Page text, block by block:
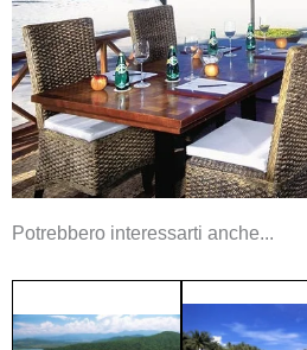
Potrebbero interessarti anche...